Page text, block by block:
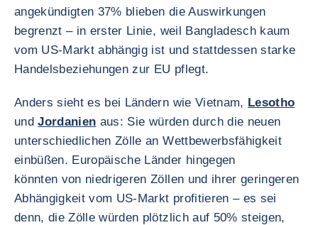
angekündigten 37% blieben die Auswirkungen
begrenzt – in erster Linie, weil Bangladesch kaum
vom US-Markt abhängig ist und stattdessen starke
Handelsbeziehungen zur EU pflegt.
Anders sieht es bei Ländern wie Vietnam, Lesotho
undJordanien aus: Sie würden durch die neuen
unterschiedlichen Zölle an Wettbewerbsfähigkeit
einbüßen. Europäische Länder hingegen
könnten von niedrigeren Zöllen und ihrer geringeren
Abhängigkeit vom US-Markt profitieren – es sei
denn, die Zölle würden plötzlich auf 50% steigen,